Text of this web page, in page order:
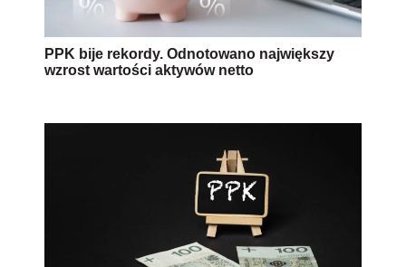
PPK bije rekordy. Odnotowano największy
wzrost wartości aktywów netto